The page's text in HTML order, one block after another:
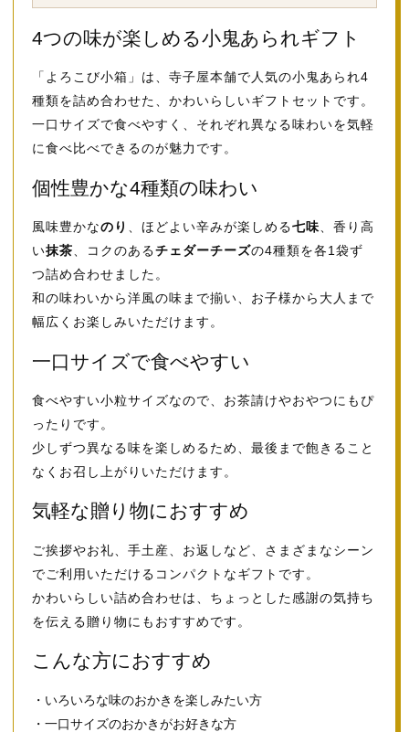
4つの味が楽しめる小鬼あられギフト
「よろこび小箱」は、寺子屋本舗で人気の小鬼あられ4
種類を詰め合わせた、かわいらしいギフトセットです。
一口サイズで食べやすく、それぞれ異なる味わいを気軽
に食べ比べできるのが魅力です。
個性豊かな4種類の味わい
風味豊かなのり 、ほどよい辛みが楽しめる七味 、香り高
い抹茶 、コクのあるチェダーチーズの4種類を各1袋ず
つ詰め合わせました。
和の味わいから洋風の味まで揃い、お子様から大人まで
幅広くお楽しみいただけます。
一口サイズで食べやすい
食べやすい小粒サイズなので、お茶請けやおやつにもぴ
ったりです。
少しずつ異なる味を楽しめるため、最後まで飽きること
なくお召し上がりいただけます。
気軽な贈り物におすすめ
ご挨拶やお礼、手土産、お返しなど、さまざまなシーン
でご利用いただけるコンパクトなギフトです。
かわいらしい詰め合わせは、ちょっとした感謝の気持ち
を伝える贈り物にもおすすめです。
こんな方におすすめ
・いろいろな味のおかきを楽しみたい方
・一口サイズのおかきがお好きな方